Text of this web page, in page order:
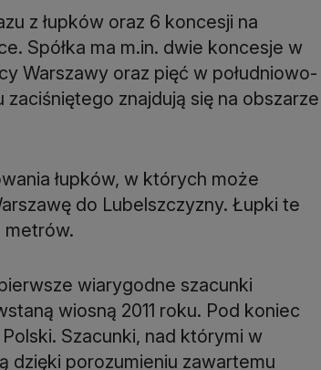
z łupków oraz 6 koncesji na
Spółka ma m.in. dwie koncesje w
Warszawy oraz pięć w południowo-
znajdują się na obszarze
łupków, w których może
do Lubelszczyzny. Łupki te
metrów.
wiarygodne szacunki
wiosną 2011 roku. Pod koniec
Szacunki, nad którymi w
dzięki porozumieniu zawartemu